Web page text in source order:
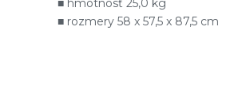
■ hmotnosť 25,0 kg
■ rozmery 58 x 57,5 ​​x 87,5 cm